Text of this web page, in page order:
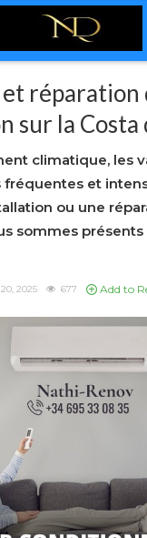
réparation
sur la Costa
climatique, les
fréquentes et
ou une
sommes
2025 677 Add to